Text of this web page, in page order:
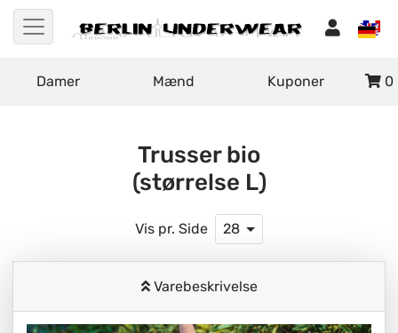
Damer Mænd Kuponer 0
Trusser bio
(størrelse L)
Vis pr. Side 28
Varebeskrivelse